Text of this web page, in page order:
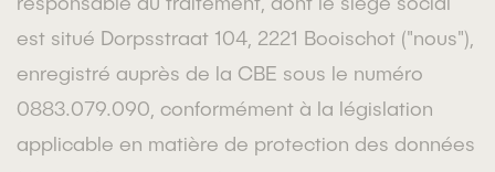
est situé Dorpsstraat 104, 2221 Booischot ("nous"),
enregistré auprès de la CBE sous le numéro
0883.079.090, conformément à la législation
applicable en matière de protection des données